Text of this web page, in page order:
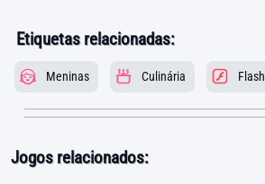
Etiquetas relacionadas:
Meninas Culinária Flash
Jogos relacionados: